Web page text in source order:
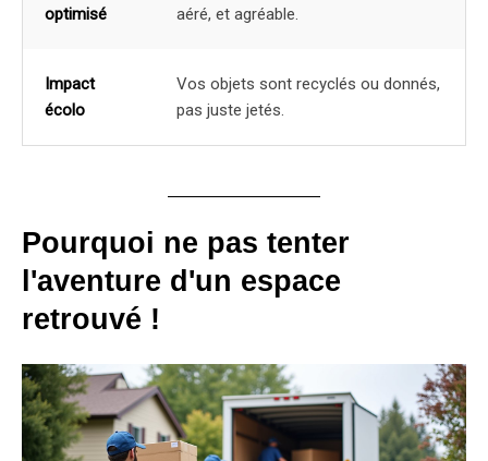
optimisé
aéré, et agréable.
Impact
écolo
Vos objets sont recyclés ou donnés,
pas juste jetés.
Pourquoi ne pas tenter
l'aventure d'un espace
retrouvé !